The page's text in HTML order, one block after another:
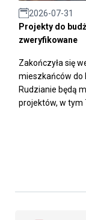
2026-07-31
Projekty do
zweryfikowane
Zakończyła się
mieszkańców do
Rudzianie będą
projektów, w tym